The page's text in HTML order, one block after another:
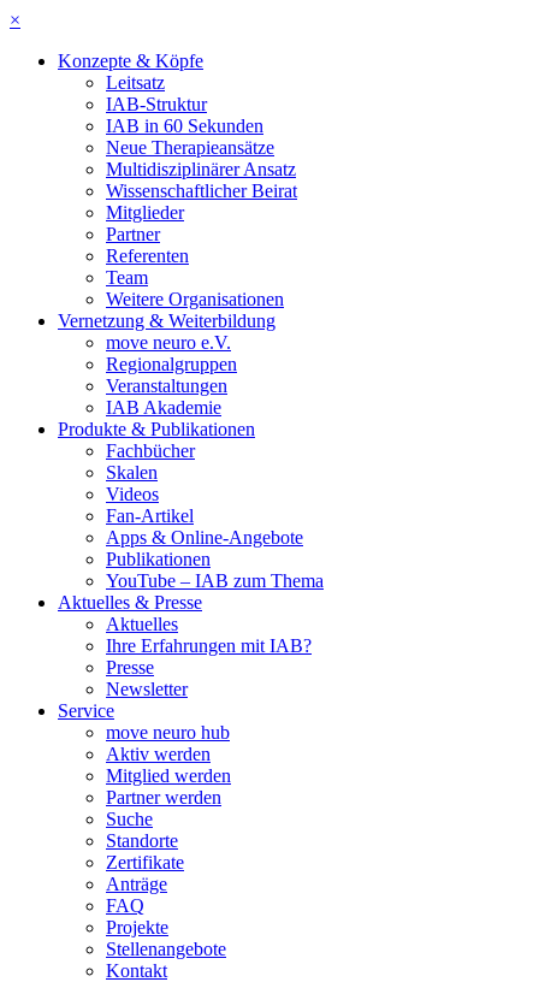
×
Konzepte & Köpfe
Leitsatz
IAB-Struktur
IAB in 60 Sekunden
Neue Therapieansätze
Multidisziplinärer Ansatz
Wissenschaftlicher Beirat
Mitglieder
Partner
Referenten
Team
Weitere Organisationen
Vernetzung & Weiterbildung
move neuro e.V.
Regionalgruppen
Veranstaltungen
IAB Akademie
Produkte & Publikationen
Fachbücher
Skalen
Videos
Fan-Artikel
Apps & Online-Angebote
Publikationen
YouTube – IAB zum Thema
Aktuelles & Presse
Aktuelles
Ihre Erfahrungen mit IAB?
Presse
Newsletter
Service
move neuro hub
Aktiv werden
Mitglied werden
Partner werden
Suche
Standorte
Zertifikate
Anträge
FAQ
Projekte
Stellenangebote
Kontakt